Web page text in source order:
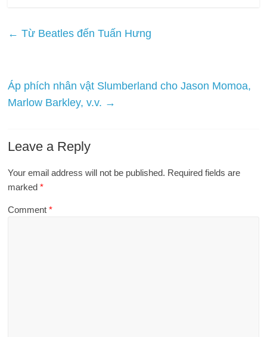
← Từ Beatles đến Tuấn Hưng
Áp phích nhân vật Slumberland cho Jason Momoa,
Marlow Barkley, v.v. →
Leave a Reply
Your email address will not be published. Required fields are
marked*
Comment*